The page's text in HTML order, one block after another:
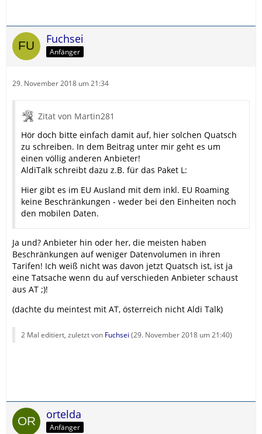
Fuchsei
Anfänger
29. November 2018 um 21:34
Zitat von Martin281
Hör doch bitte einfach damit auf, hier solchen Quatsch
zu schreiben. In dem Beitrag unter mir geht es um
einen völlig anderen Anbieter!
AldiTalk schreibt dazu z.B. für das Paket L:
Hier gibt es im EU Ausland mit dem inkl. EU Roaming
keine Beschränkungen - weder bei den Einheiten noch
den mobilen Daten.
Ja und? Anbieter hin oder her, die meisten haben
Beschränkungen auf weniger Datenvolumen in ihren
Tarifen! Ich weiß nicht was davon jetzt Quatsch ist, ist ja
eine Tatsache wenn du auf verschieden Anbieter schaust
aus AT ;)!
(dachte du meintest mit AT, österreich nicht Aldi Talk)
2 Mal editiert, zuletzt von Fuchsei (29. November 2018 um 21:40)
ortelda
Anfänger